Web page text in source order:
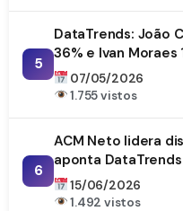
5
DataTrends: João
36% e Ivan Moraes
07/05/2026
1.755 vistos
6
ACM Neto lidera
aponta DataTrends
15/06/2026
1.492 vistos